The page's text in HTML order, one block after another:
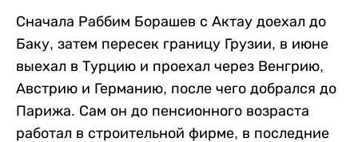
Сначала Раббим Борашев с Актау доехал до
Баку, затем пересек границу Грузии, в июне
выехал в Турцию и проехал через Венгрию,
Австрию и Германию, после чего добрался до
Парижа. Сам он до пенсионного возраста
работал в строительной фирме, в последние